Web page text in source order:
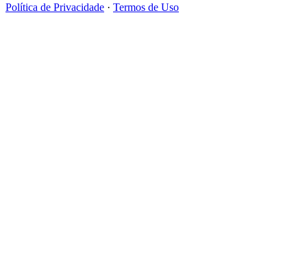
Política de Privacidade · Termos de Uso